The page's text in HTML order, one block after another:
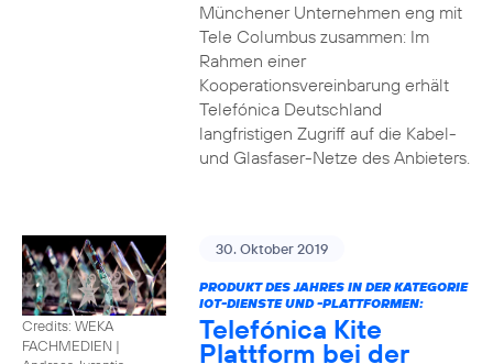
Münchener Unternehmen eng mit
Tele Columbus zusammen: Im
Rahmen einer
Kooperationsvereinbarung erhält
Telefónica Deutschland
langfristigen Zugriff auf die Kabel-
und Glasfaser-Netze des Anbieters.
Credits: WEKA
FACHMEDIEN |
30. Oktober 2019
PRODUKT DES JAHRES IN DER KATEGORIE
IOT-DIENSTE UND -PLATTFORMEN:
Telefónica Kite
Plattform bei der